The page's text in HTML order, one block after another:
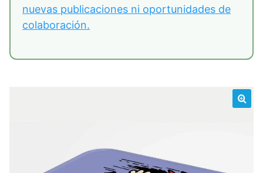
nuevas publicaciones ni oportunidades de
colaboración.